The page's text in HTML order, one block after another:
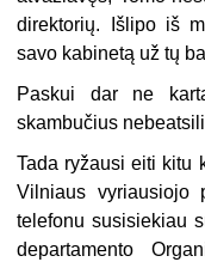
direktorių. Išlipo iš
savo kabinetą už tų
Paskui dar ne
skambučius
Tada ryžausi eiti kitu
Vilniaus vyriausiojo
telefonu susisiekiau
departamento